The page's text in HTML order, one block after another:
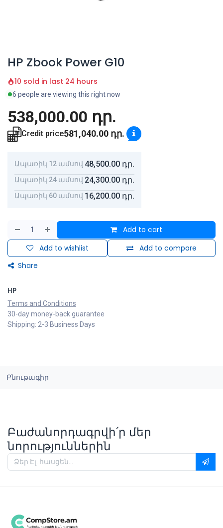
HP Zbook Power G10
10 sold in last 24 hours
6 people are viewing this right now
538,000.00 դր.
Credit price581,040.00 դր.
Ապառիկ 12 ամսով 48,500.00 դր.
Ապառիկ 24 ամսով 24,300.00 դր.
Ապառիկ 60 ամսով 16,200.00 դր.
Add to cart
Add to compare
Add to wishlist
Share
HP
Terms and Conditions
30-day money-back guarantee
Shipping: 2-3 Business Days
Բնութագիր
Բաժանորդագրվի՛ր մեր
նորություններին